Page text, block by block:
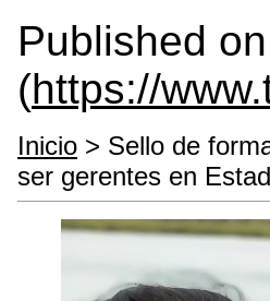
Published on
(https://
Inicio > Sello de
ser gerentes en